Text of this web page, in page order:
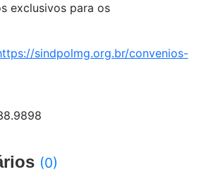
exclusivos para os
sindpolmg.org.br/convenios-
(0)